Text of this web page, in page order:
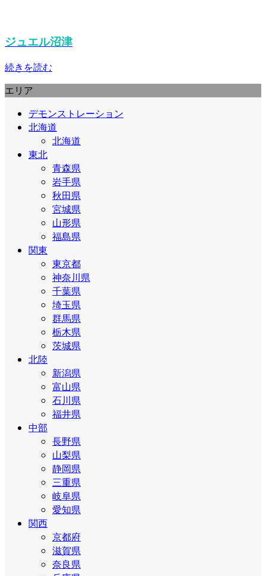
ジュエル沼津
続きを読む
エリア
デモンストレーション
北海道
北海道
東北
青森県
岩手県
秋田県
宮城県
山形県
福島県
関東
東京都
神奈川県
千葉県
埼玉県
群馬県
栃木県
茨城県
北陸
新潟県
富山県
石川県
福井県
中部
長野県
山梨県
静岡県
三重県
岐阜県
愛知県
関西
京都府
滋賀県
奈良県